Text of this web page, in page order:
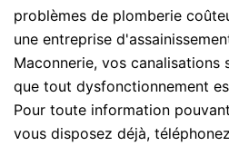
problèmes de plomberie
une entreprise
Maconnerie, vos
que tout dysfonctionnement
Pour toute information
vous disposez déjà,